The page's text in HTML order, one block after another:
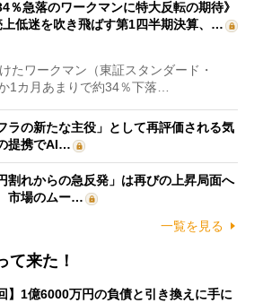
％急落のワークマンに特大反転の期待》
上低迷を吹き飛ばす第1四半期決算、…
たワークマン（東証スタンダード・
1カ月あまりで約34％下落…
ラの新たな主役」として再評価される気
提携でAI…
割れからの急反発」は再びの上昇局面へ
市場のムー…
一覧を見る
て来た！
】1億6000万円の負債と引き換えに手に